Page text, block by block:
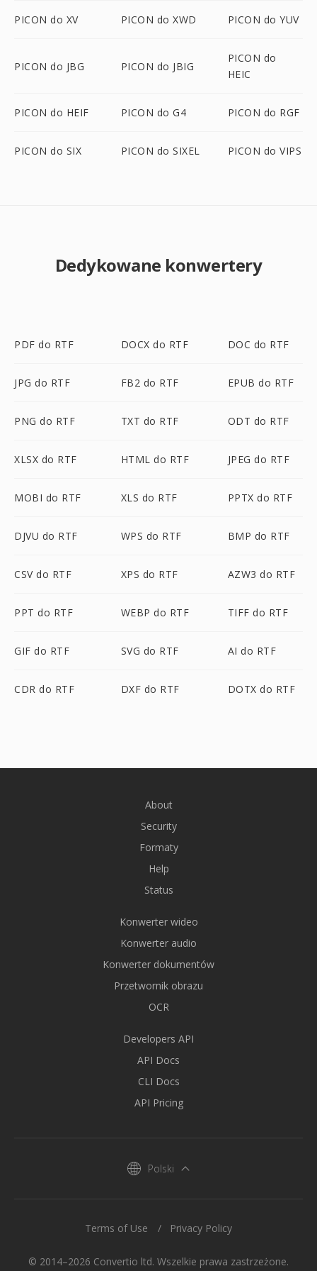
PICON do XV PICON do XWD PICON do YUV
PICON do JBG PICON do JBIG
PICON do
HEIC
PICON do HEIF PICON do G4 PICON do RGF
PICON do SIX PICON do SIXEL PICON do VIPS
Dedykowane konwertery
PDF do RTF DOCX do RTF DOC do RTF
JPG do RTF FB2 do RTF EPUB do RTF
PNG do RTF TXT do RTF ODT do RTF
XLSX do RTF HTML do RTF JPEG do RTF
MOBI do RTF XLS do RTF PPTX do RTF
DJVU do RTF WPS do RTF BMP do RTF
CSV do RTF XPS do RTF AZW3 do RTF
PPT do RTF WEBP do RTF TIFF do RTF
GIF do RTF SVG do RTF AI do RTF
CDR do RTF DXF do RTF DOTX do RTF
About
Security
Formaty
Help
Status
Konwerter wideo
Konwerter audio
Konwerter dokumentów
Przetwornik obrazu
OCR
Developers API
API Docs
CLI Docs
API Pricing
Polski
© 2014–2026 Convertio ltd. Wszelkie prawa zastrzeżone.
Terms of Use Privacy Policy